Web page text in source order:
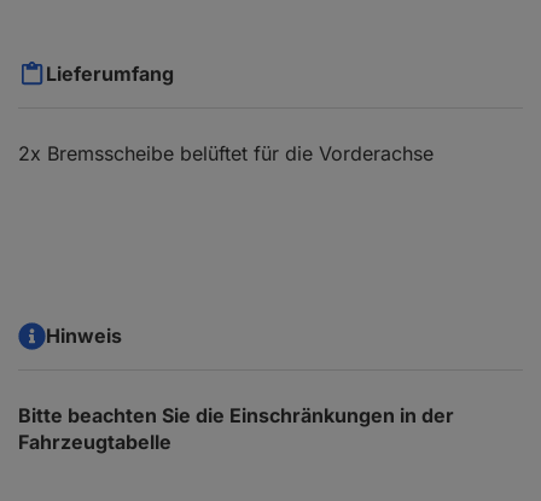
Lieferumfang
2x Bremsscheibe belüftet für die Vorderachse
Hinweis
Bitte beachten Sie die Einschränkungen in der
Fahrzeugtabelle